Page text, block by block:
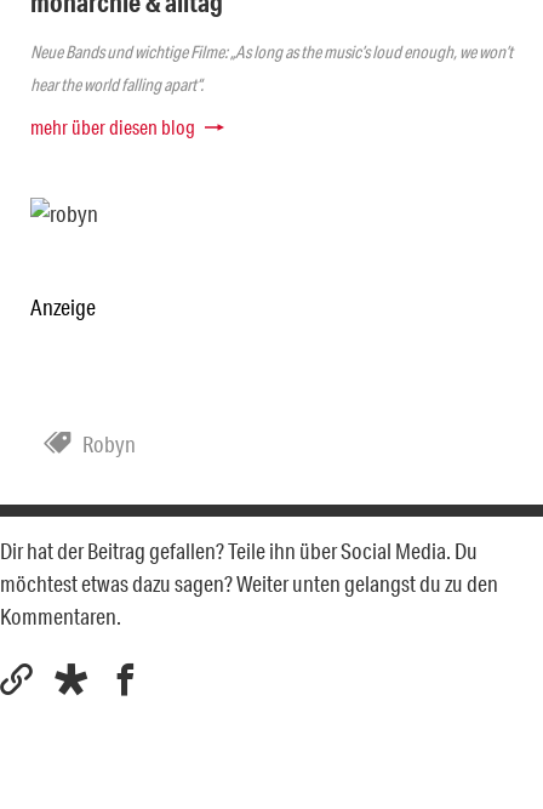
Neue Bands und wichtige Filme: „As long as the music’s loud enough, we won’t
hear the world falling apart“.
mehr über diesen blog
Anzeige
Robyn
Dir hat der Beitrag gefallen? Teile ihn über Social Media. Du
möchtest etwas dazu sagen? Weiter unten gelangst du zu den
Kommentaren.